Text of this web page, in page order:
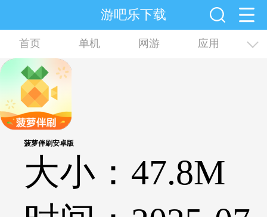
游吧乐下载
首页 单机 网游 应用
资讯
菠萝伴刷安卓版
大小：47.8M